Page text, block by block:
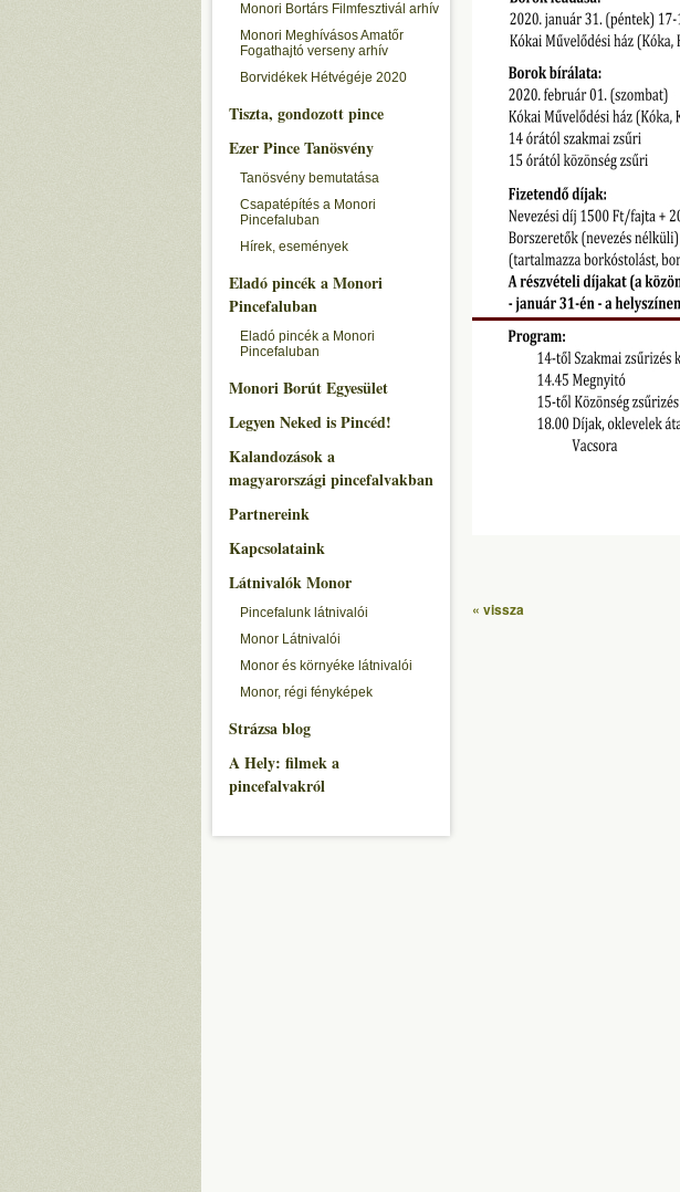
Monori Bortárs Filmfesztivál arhív
Monori Meghívásos Amatőr
Fogathajtó verseny arhív
Borvidékek Hétvégéje 2020
Tiszta, gondozott pince
Ezer Pince Tanösvény
Tanösvény bemutatása
Csapatépítés a Monori
Pincefaluban
Hírek, események
Eladó pincék a Monori
Pincefaluban
Eladó pincék a Monori
Pincefaluban
Monori Borút Egyesület
Legyen Neked is Pincéd!
Kalandozások a
magyarországi pincefalvakban
Partnereink
Kapcsolataink
Látnivalók Monor
Pincefalunk látnivalói
Monor Látnivalói
Monor és környéke látnivalói
Monor, régi fényképek
Strázsa blog
A Hely: filmek a
pincefalvakról
« vissza